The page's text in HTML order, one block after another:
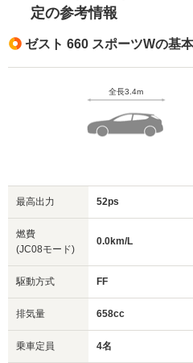
定の参考情報
ゼスト 660 スポーツWの基
全長3.4m
最高出力 52ps
燃費
(JC08モード)
0.0km/L
駆動方式 FF
排気量 658cc
乗車定員 4名